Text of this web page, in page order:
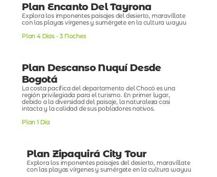
Plan Encanto Del Tayrona
Explora los imponentes paisajes del desierto, maravíllate
con las playas vírgenes y sumérgete en la cultura wayuu
Plan 4 Días - 3 Noches
Plan Descanso Nuquí Desde
Bogotá
La costa pacífica del departamento del Chocó es una
región privilegiada para el turismo. En primer lugar,
debido a la diversidad del paisaje, la naturaleza casi
intacta y la calidad de sus pobladores nativos.
Plan 1 Día
Plan Zipaquirá City Tour
Explora los imponentes paisajes del desierto, maravíllate
con las playas vírgenes y sumérgete en la cultura wayuu